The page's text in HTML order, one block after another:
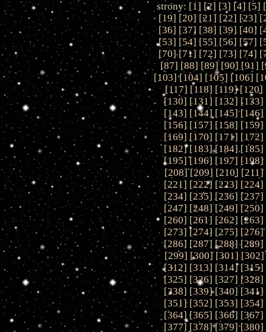
strony: [1] [2] [3] [4] [5] [
[19] [20] [21] [22] [23] [
[36] [37] [38] [39] [40] [
[53] [54] [55] [56] [57] [
[70] [71] [72] [73] [74] [
[87] [88] [89] [90] [91] [
[103] [104] [105] [106] [
[117] [118] [119] [120]
[130] [131] [132] [133]
[143] [144] [145] [146]
[156] [157] [158] [159]
[169] [170] [171] [172]
[182] [183] [184] [185]
[195] [196] [197] [198]
[208] [209] [210] [211]
[221] [222] [223] [224]
[234] [235] [236] [237]
[247] [248] [249] [250]
[260] [261] [262] [263]
[273] [274] [275] [276]
[286] [287] [288] [289]
[299] [300] [301] [302]
[312] [313] [314] [315]
[325] [326] [327] [328]
[338] [339] [340] [341]
[351] [352] [353] [354]
[364] [365] [366] [367]
[377] [378] [379] [380]